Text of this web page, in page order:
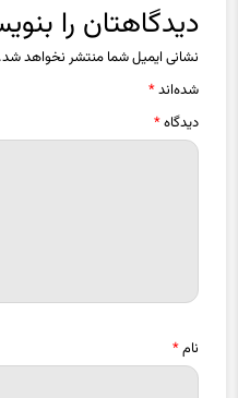
دیدگاهتان را
نشانی ایمیل شما منتشر نخواهد شد.
شده‌اند*
دیدگاه*
نام*